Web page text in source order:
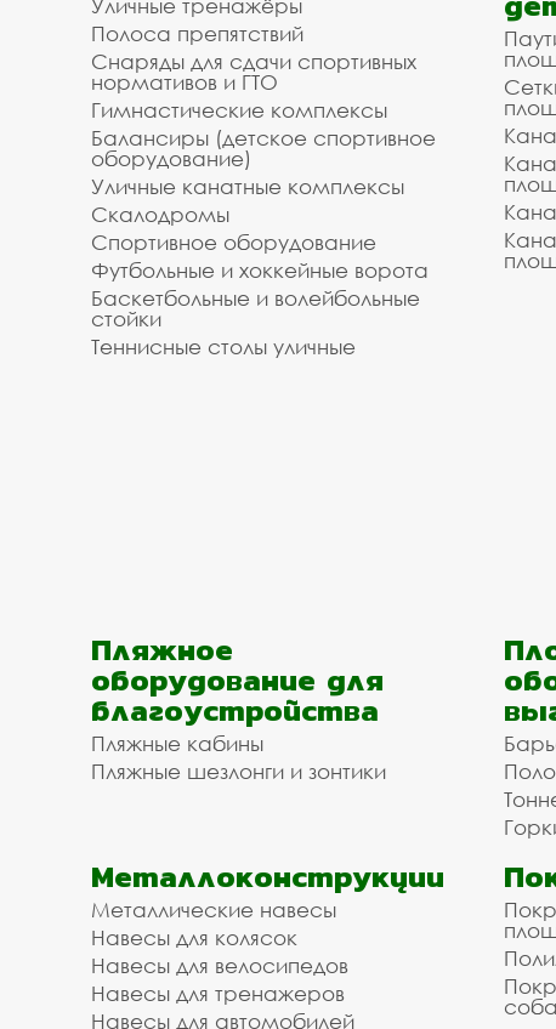
Уличные тренажёры
Полоса препятствий
Снаряды для сдачи спортивных
нормативов и ГТО
Гимнастические комплексы
Балансиры (детское спортивное
оборудование)
Уличные канатные комплексы
Скалодромы
Спортивное оборудование
Футбольные и хоккейные ворота
Баскетбольные и волейбольные
стойки
Теннисные столы уличные
Пляжное
оборудование для
благоустройства
Пляжные кабины
Пляжные шезлонги и зонтики
Металлоконструкции
Металлические навесы
Навесы для колясок
Навесы для велосипедов
Навесы для тренажеров
Навесы для автомобилей